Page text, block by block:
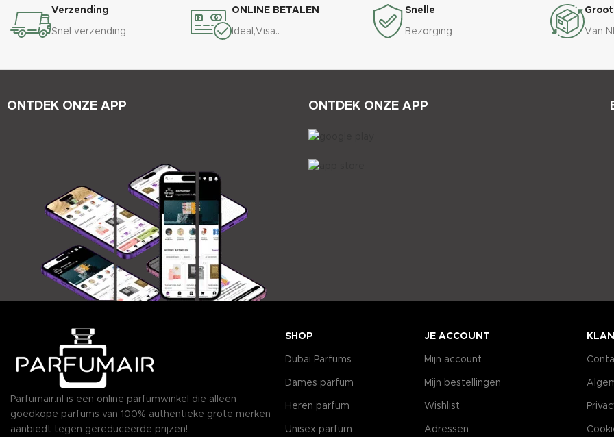
Verzending
Snel verzending
ONLINE BETALEN
Ideal,Visa..
Snelle
Bezorging Van
ONTDEK ONZE APP ONTDEK ONZE APP
Parfumair.nl is een online parfumwinkel die alleen
goedkope parfums van 100% authentieke grote merken
aanbiedt tegen gereduceerde prijzen!
SHOP
Dubai Parfums
Dames parfum
Heren parfum
Unisex parfum
JE ACCOUNT
Mijn account
Mijn bestellingen
Wishlist
Adressen